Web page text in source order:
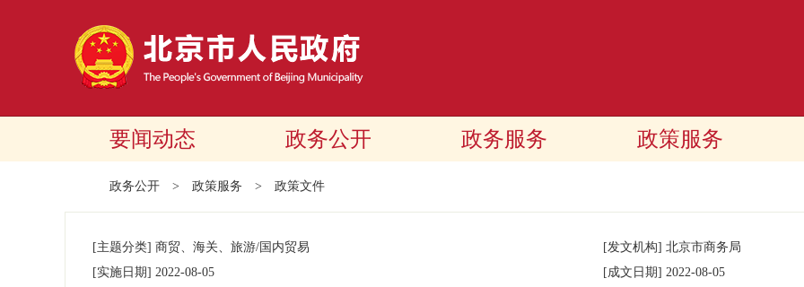
要闻动态 政务公开 政务服务 政策服务
政务公开 > 政策服务 > 政策文件
[主题分类] 商贸、海关、旅游/国内贸易 [发文机构] 北京市商务局
[实施日期] 2022-08-05 [成文日期] 2022-08-05